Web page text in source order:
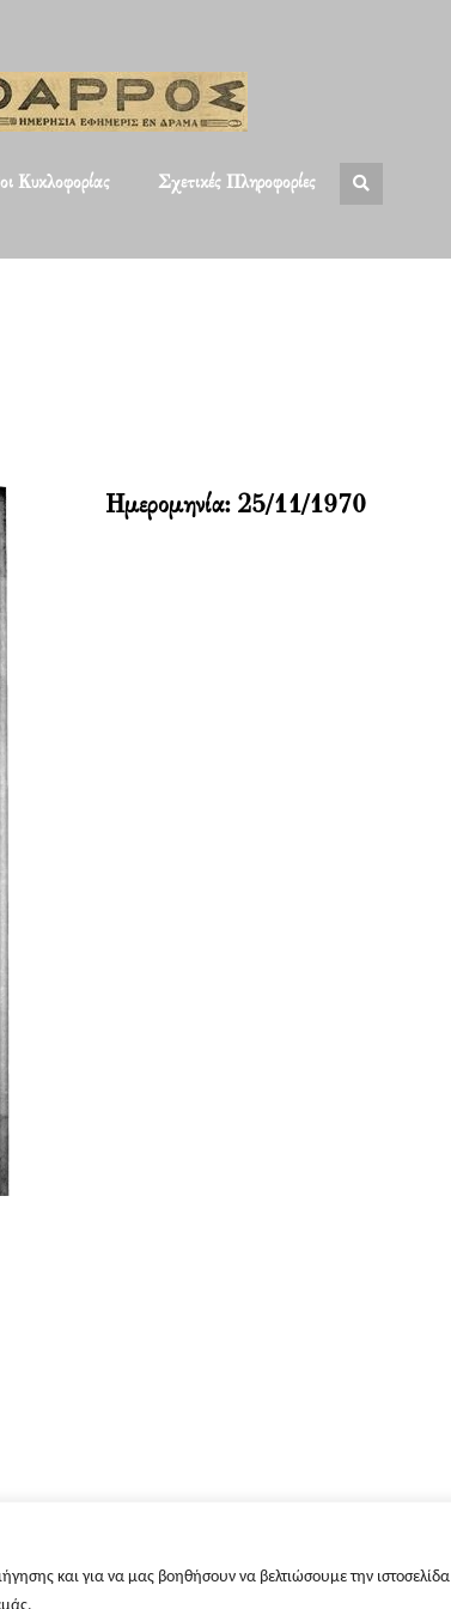
και για να μας βοηθήσουν να βελτιώσουμε την ιστοσελίδα
Κυκλοφορίας Σχετικές Πληροφορίες
Ημερομηνία: 25/11/1970